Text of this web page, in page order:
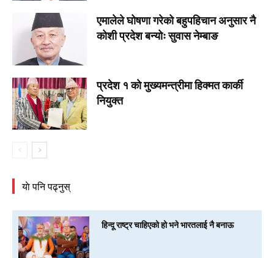
एमालेले घोषणा गरेको बहुपहिचान अनुसार नै
कोशी प्रदेश बन्योः सुवास नेम्बाङ
प्रदेश १ काे मुख्यमन्त्रीमा हिक्मत कार्की
नियुक्त
याे पनि पढ्नुस्
हिन्दू राष्ट्र चाहिएको हो भने भारतलाई नै बनाऊ